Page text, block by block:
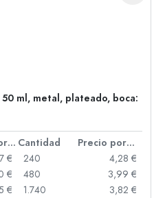
ml, metal, plateado, boca:
Precio por unidad Cantidad
Precio por unidad
€
€
€
240
4,28 €
480
3,99 €
1.740
3,82 €